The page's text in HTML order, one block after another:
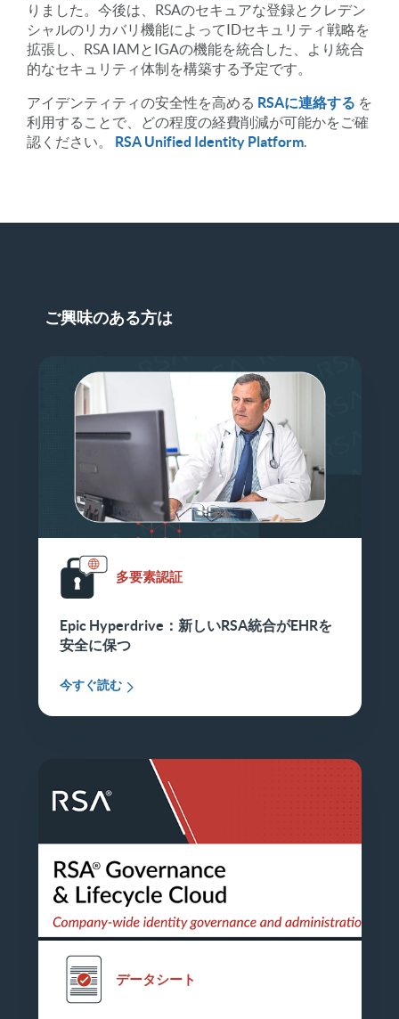
りました。今後は、RSAのセキュアな登録とクレデン
シャルのリカバリ機能によってIDセキュリティ戦略を
拡張し、RSA IAMとIGAの機能を統合した、より統合
的なセキュリティ体制を構築する予定です。
アイデンティティの安全性を高める RSAに連絡する を
利用することで、どの程度の経費削減が可能かをご確
認ください。 RSA Unified Identity Platform.
ご興味のある方は
多要素認証
Epic Hyperdrive：新しいRSA統合がEHRを
安全に保つ
今すぐ読む
データシート